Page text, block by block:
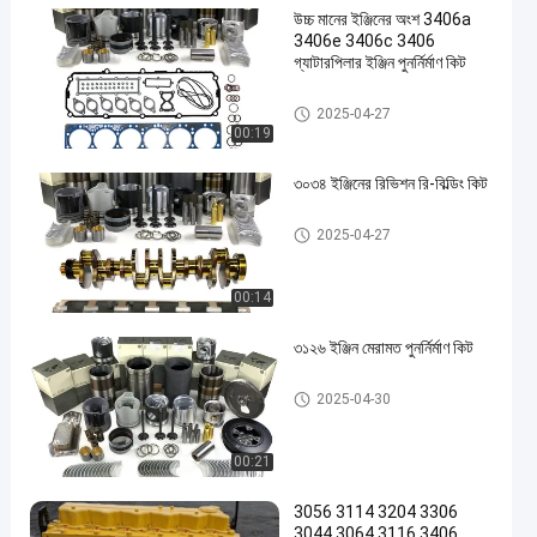
00:19
উচ্চ মানের ইঞ্জিনের অংশ 3406a
3406e 3406c 3406
গ্যাটারপিলার ইঞ্জিন পুনর্নির্মাণ কিট
Caterpillar এর জন্য ইঞ্জিনের অংশ
2025-04-27
00:14
৩০৩৪ ইঞ্জিনের রিভিশন রি-বিল্ডিং কিট
Caterpillar এর জন্য ইঞ্জিনের অংশ
2025-04-27
00:21
৩১২৬ ইঞ্জিন মেরামত পুনর্নির্মাণ কিট
Caterpillar এর জন্য ইঞ্জিনের অংশ
2025-04-30
3056 3114 3204 3306